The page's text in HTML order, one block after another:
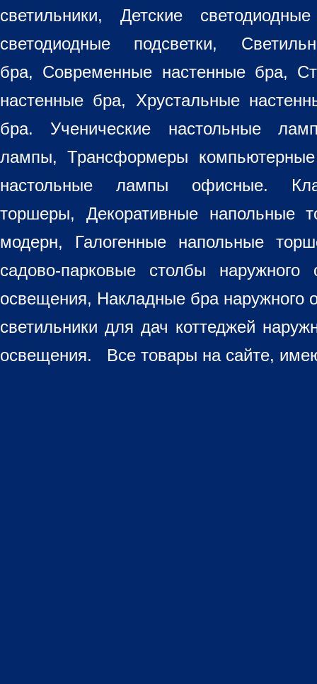
светильники, Детские
светодиодные подсветки,
бра, Современные настенные бра,
настенные бра, Хрустальные
бра. Ученические настольные
лампы, Трансформеры
настольные лампы офисные.
торшеры, Декоративные напольные
модерн, Галогенные напольные
садово-парковые столбы
освещения, Накладные бра наружного
светильники для дач коттеджей
освещения. Все товары на сайте,